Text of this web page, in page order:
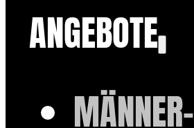
ANGEBOTE
MÄNNER-